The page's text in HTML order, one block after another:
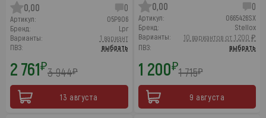
0,00
0
Артикул:
05P906
Бренд:
Lpr
Варианты:
1 вариант
ПВЗ:
выбрать
2 761₽3 944₽
13 августа
0,00
0
Артикул:
0665426SX
Бренд:
Stellox
Варианты:
10 вариантов от 1 200 ₽
ПВЗ:
выбрать
1 200₽1 715₽
9 августа